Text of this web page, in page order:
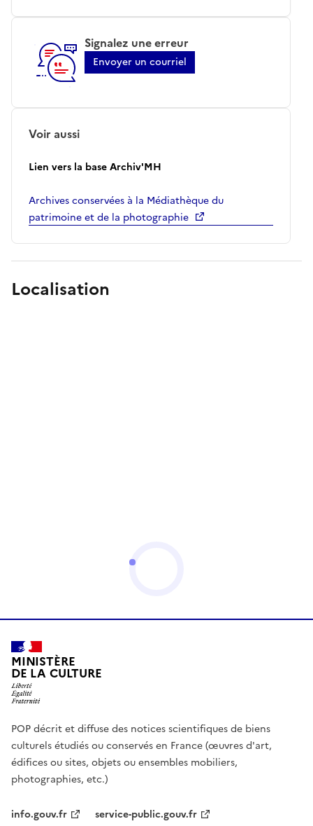
Signalez une erreur
Envoyer un courriel
Voir aussi
Lien vers la base Archiv'MH
Archives conservées à la Médiathèque du
patrimoine et de la photographie
Localisation
MINISTÈRE
DE LA CULTURE
POP décrit et diffuse des notices scientifiques de biens
culturels étudiés ou conservés en France (œuvres d'art,
édifices ou sites, objets ou ensembles mobiliers,
photographies, etc.)
info.gouv.fr service-public.gouv.fr